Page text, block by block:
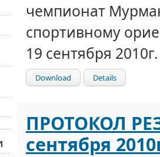
чемпионат
спортивному
19 сентября 2010г.
Download Details
ПРОТОКОЛ
сентября